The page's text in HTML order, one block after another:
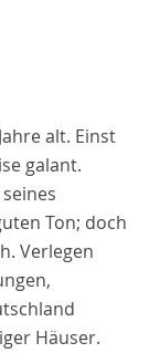
alt. Einst
galant.
Ton; doch
Verlegen
Häuser.